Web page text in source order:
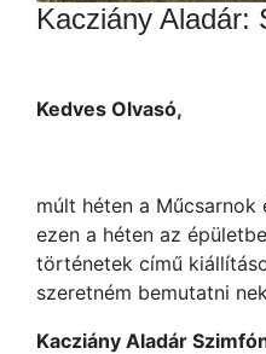
Kacziány Aladár:
Kedves Olvasó,
múlt héten a
ezen a héten az
történetek című
szeretném bemutatni
Kacziány Aladár